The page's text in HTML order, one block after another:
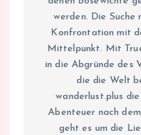
werden. Die Suche
Konfrontation mit
Mittelpunkt. Mit
in die Abgründe des
die die Welt
wanderlust.plus
Abenteuer nach
geht es um die